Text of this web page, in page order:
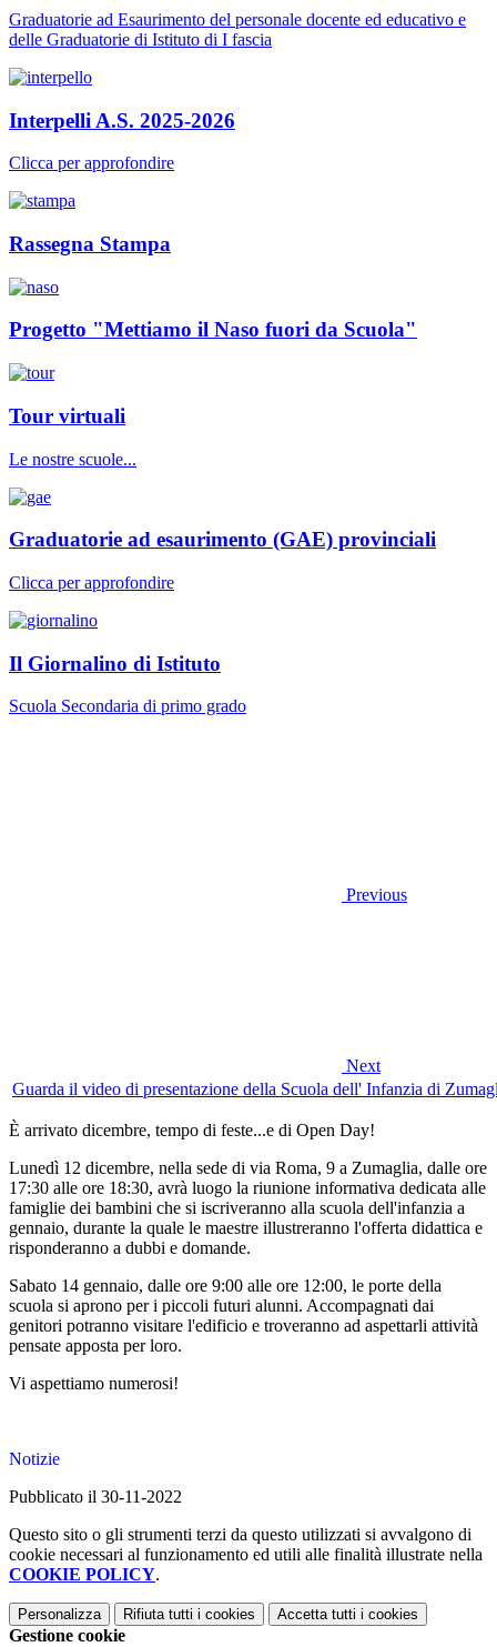
Graduatorie ad Esaurimento del personale docente ed educativo e
delle Graduatorie di Istituto di I fascia
Interpelli A.S. 2025-2026
Clicca per approfondire
Rassegna Stampa
Progetto "Mettiamo il Naso fuori da Scuola"
Tour virtuali
Le nostre scuole...
Graduatorie ad esaurimento (GAE) provinciali
Clicca per approfondire
Il Giornalino di Istituto
Scuola Secondaria di primo grado
Previous
Next
Guarda il video di presentazione della Scuola dell' Infanzia di
È arrivato dicembre, tempo di feste...e di Open Day!
Lunedì 12 dicembre, nella sede di via Roma, 9 a Zumaglia, dalle ore
17:30 alle ore 18:30, avrà luogo la riunione informativa dedicata alle
famiglie dei bambini che si iscriveranno alla scuola dell'infanzia a
gennaio, durante la quale le maestre illustreranno l'offerta didattica e
risponderanno a dubbi e domande.
Sabato 14 gennaio, dalle ore 9:00 alle ore 12:00, le porte della
scuola si aprono per i piccoli futuri alunni. Accompagnati dai
genitori potranno visitare l'edificio e troveranno ad aspettarli attività
pensate apposta per loro.
Vi aspettiamo numerosi!
Notizie
Pubblicato il 30-11-2022
Questo sito o gli strumenti terzi da questo utilizzati si avvalgono di
cookie necessari al funzionamento ed utili alle finalità illustrate nella
COOKIE POLICY.
Personalizza Rifiuta tutti i cookies Accetta tutti i cookies
Gestione cookie